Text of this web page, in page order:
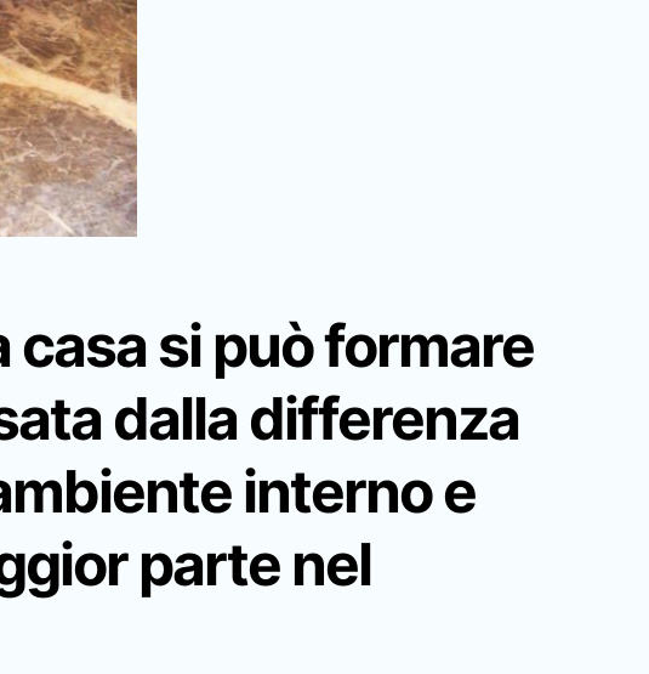
casa si può formare
dalla differenza
interno e
parte nel